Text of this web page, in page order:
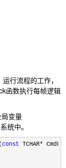
行流程的工作，
函数执行每帧逻辑
变量
统中。
(const TCHAR*